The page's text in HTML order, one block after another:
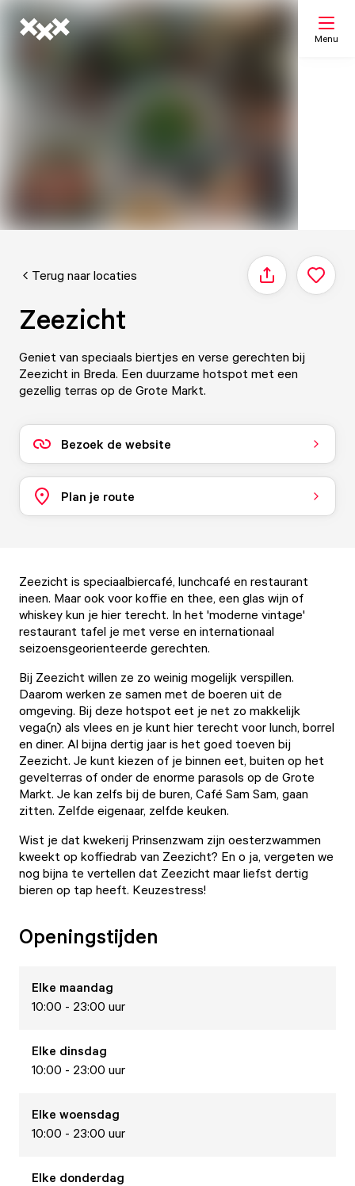
Menu
Terug naar locaties Delen
Zeezicht
Geniet van speciaals biertjes en verse gerechten bij
Zeezicht in Breda. Een duurzame hotspot met een
gezellig terras op de Grote Markt.
Bezoek de website
Plan je route
Zeezicht is speciaalbiercafé, lunchcafé en restaurant
ineen. Maar ook voor koffie en thee, een glas wijn of
whiskey kun je hier terecht. In het 'moderne vintage'
restaurant tafel je met verse en internationaal
seizoensgeorienteerde gerechten.
Bij Zeezicht willen ze zo weinig mogelijk verspillen.
Daarom werken ze samen met de boeren uit de
omgeving. Bij deze hotspot eet je net zo makkelijk
vega(n) als vlees en je kunt hier terecht voor lunch, borrel
en diner. Al bijna dertig jaar is het goed toeven bij
Zeezicht. Je kunt kiezen of je binnen eet, buiten op het
gevelterras of onder de enorme parasols op de Grote
Markt. Je kan zelfs bij de buren, Café Sam Sam, gaan
zitten. Zelfde eigenaar, zelfde keuken.
Wist je dat kwekerij Prinsenzwam zijn oesterzwammen
kweekt op koffiedrab van Zeezicht? En o ja, vergeten we
nog bijna te vertellen dat Zeezicht maar liefst dertig
bieren op tap heeft. Keuzestress!
Openingstijden
Elke maandag
10:00 - 23:00 uur
Elke dinsdag
10:00 - 23:00 uur
Elke woensdag
10:00 - 23:00 uur
Elke donderdag